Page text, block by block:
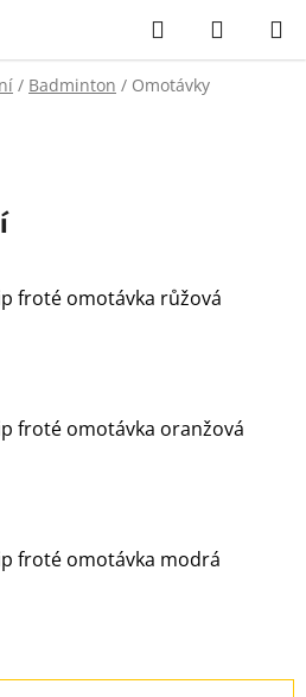
Hledat
KOŠÍK
/ Badminton / Omotávky
froté omotávka růžová
froté omotávka oranžová
froté omotávka modrá